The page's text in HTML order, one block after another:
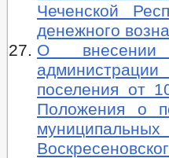
Чеченской
денежного
О внесении
поселения от
Положения о